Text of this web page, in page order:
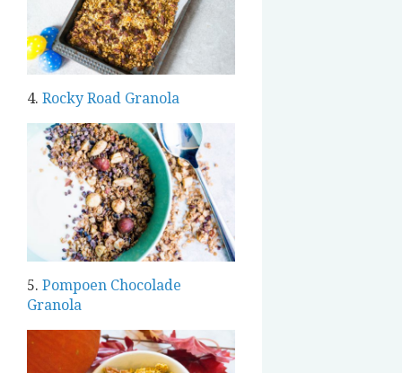
4. Rocky Road Granola
5. Pompoen Chocolade
Granola